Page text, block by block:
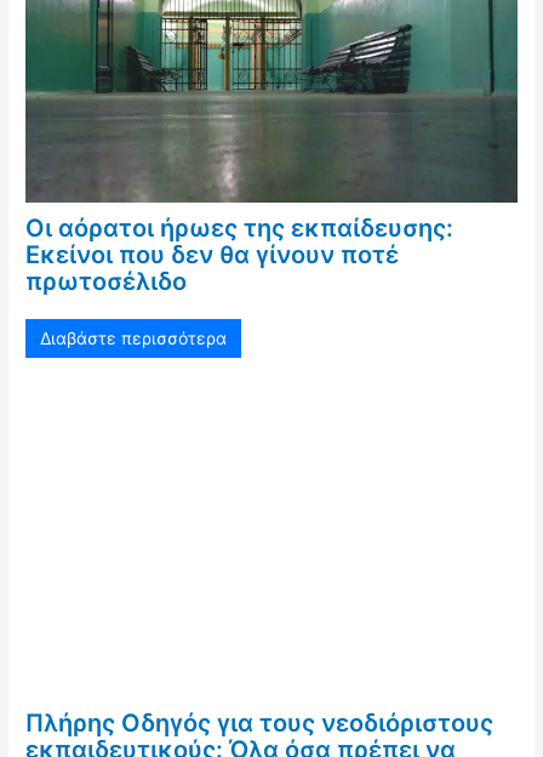
Οι αόρατοι ήρωες της εκπαίδευσης:
Εκείνοι που δεν θα γίνουν ποτέ
πρωτοσέλιδο
Διαβάστε περισσότερα
Πλήρης Οδηγός για τους νεοδιόριστους
εκπαιδευτικούς: Όλα όσα πρέπει να